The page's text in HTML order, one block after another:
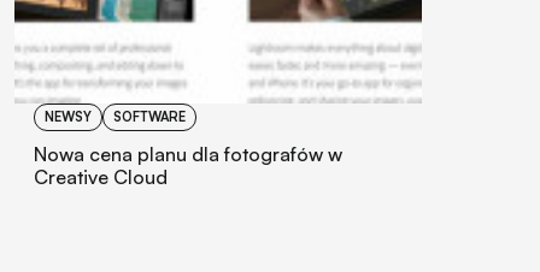
NEWSY SOFTWARE
Nowa cena planu dla fotografów w
Creative Cloud